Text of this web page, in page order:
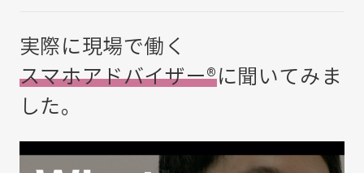
実際に現場で働く
スマホアドバイザー®に聞いてみま
した。